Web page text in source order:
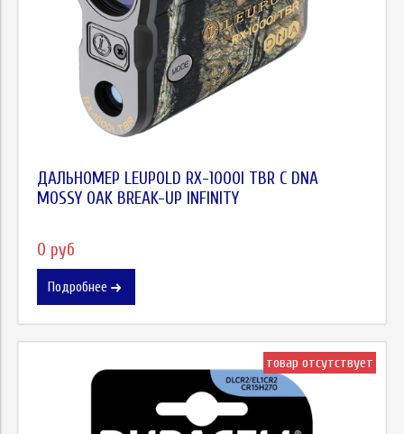
ДАЛЬНОМЕР LEUPOLD RX-1000I TBR С DNA
MOSSY OAK BREAK-UP INFINITY
0 руб
Подробнее
товар отсутствует